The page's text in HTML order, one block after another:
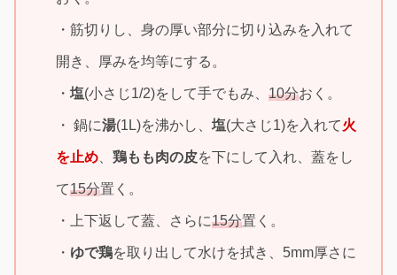
・筋切りし、身の厚い部分に切り込みを入れて
開き、厚みを均等にする。
・塩(小さじ1/2)をして手でもみ、10分おく。
・ 鍋に湯(1L)を沸かし、塩(大さじ1)を入れて火
を止め 、鶏もも肉の皮を下にして入れ、蓋をし
て15分置く。
・上下返して蓋、さらに15分置く。
・ ゆで鶏を取り出して水けを拭き、5mm厚さに